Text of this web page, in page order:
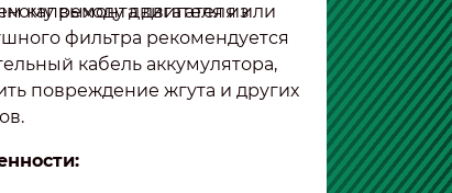
выходу двигателя из
капремонта двигателя или
фильтра рекомендуется
кабель аккумулятора,
повреждение жгута и других